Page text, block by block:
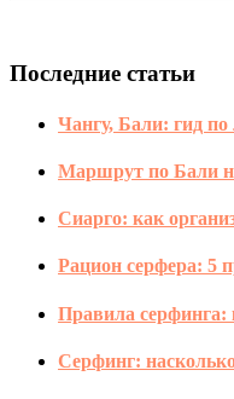
Последние статьи
Чангу, Бали: гид
Маршрут по Бали
Сиарго: как
Рацион серфера: 5
Правила серфинга:
Серфинг: